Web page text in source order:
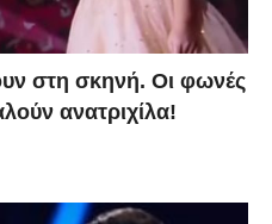
στη σκηνή. Οι φωνές
ανατριχίλα!